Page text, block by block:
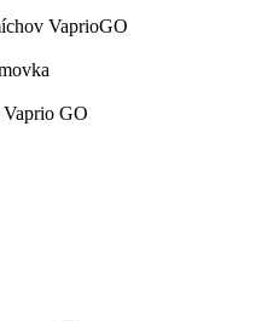
VaprioGO
Vaprio GO